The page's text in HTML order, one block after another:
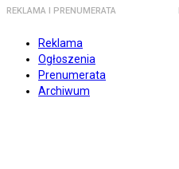
REKLAMA I PRENUMERATA
Reklama
Ogłoszenia
Prenumerata
Archiwum